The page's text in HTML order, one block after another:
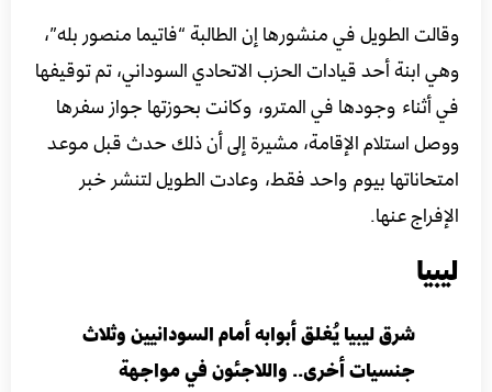
وقالت الطويل في منشورها إن الطالبة “فاتيما منصور بله”،
وهي ابنة أحد قيادات الحزب الاتحادي السوداني، تم توقيفها
في أثناء وجودها في المترو، وكانت بحوزتها جواز سفرها
ووصل استلام الإقامة، مشيرة إلى أن ذلك حدث قبل موعد
امتحاناتها بيوم واحد فقط، وعادت الطويل لتنشر خبر
الإفراج عنها.
ليبيا
شرق ليبيا يُغلق أبوابه أمام السودانيين وثلاث
جنسيات أخرى.. واللاجئون في مواجهة